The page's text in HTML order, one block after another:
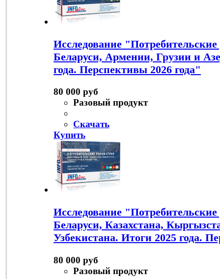
Исследование
Беларуси, Армении, Грузии и
года. Перспективы 2026 года"
80 000 руб
Разовый продукт
Скачать
Купить
Исследование
Беларуси, Казахстана,
Узбекистана. Итоги 2025 года.
80 000 руб
Разовый продукт